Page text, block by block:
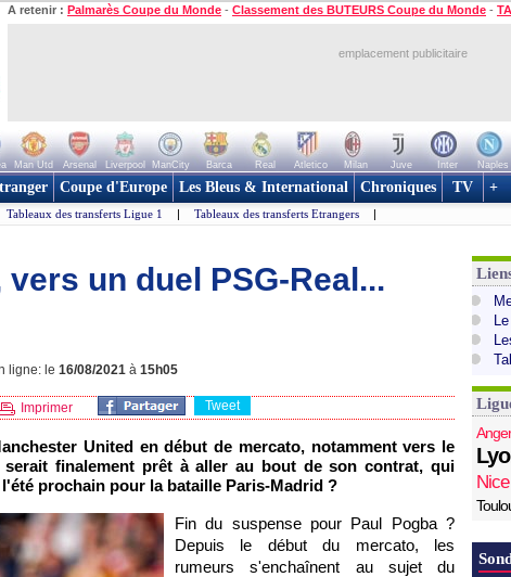
A retenir : Palmarès Coupe du Monde - Classement des BUTEURS Coupe du Monde -
emplacement publicitaire
Man Utd Arsenal Liverpool ManCity Barca Real Atletico Milan Juve Inter Naples
Coupe d'Europe Les Bleus & International Chroniques TV +
Tableaux des transferts Ligue 1 | Tableaux des transferts Etrangers |
un duel PSG-Real...
ligne: le 16/08/2021 à 15h05
Imprimer Tweet
United en début de mercato, notamment vers le
serait finalement prêt à aller au bout de son contrat, qui
prochain pour la bataille Paris-Madrid ?
Fin du suspense pour Paul Pogba ?
Depuis le début du mercato, les
rumeurs s'enchaînent au sujet du
Nice